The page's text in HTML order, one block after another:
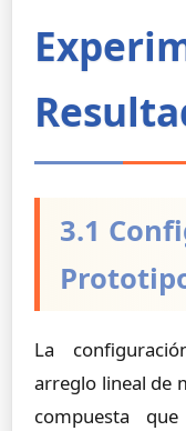
3.1
La
arreglo lineal de
compuesta